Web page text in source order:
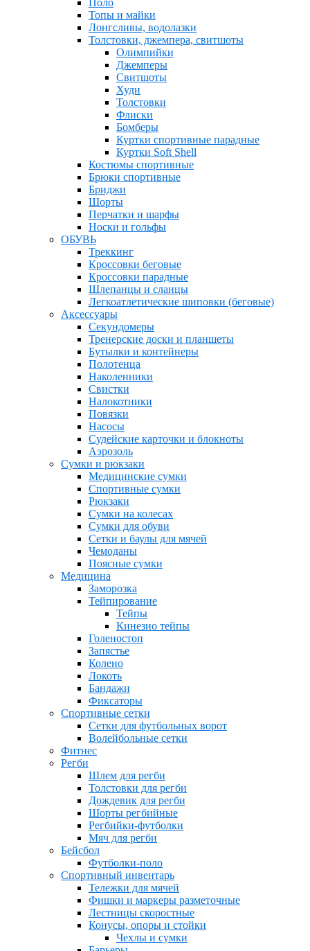
Топы и майки
Лонгсливы, водолазки
Толстовки, джемпера, свитшоты
Олимпийки
Джемперы
Свитшоты
Худи
Толстовки
Флиски
Бомберы
Куртки спортивные парадные
Куртки Soft Shell
Костюмы спортивные
Брюки спортивные
Бриджи
Шорты
Перчатки и шарфы
Носки и гольфы
ОБУВЬ
Треккинг
Кроссовки беговые
Кроссовки парадные
Шлепанцы и сланцы
Легкоатлетические шиповки (беговые)
Аксессуары
Секундомеры
Тренерские доски и планшеты
Бутылки и контейнеры
Полотенца
Наколенники
Свистки
Налокотники
Повязки
Насосы
Судейские карточки и блокноты
Аэрозоль
Сумки и рюкзаки
Медицинские сумки
Спортивные сумки
Рюкзаки
Сумки на колесах
Сумки для обуви
Сетки и баулы для мячей
Чемоданы
Поясные сумки
Медицина
Заморозка
Тейпирование
Тейпы
Кинезио тейпы
Голеностоп
Запястье
Колено
Локоть
Бандажи
Фиксаторы
Спортивные сетки
Сетки для футбольных ворот
Волейбольные сетки
Фитнес
Регби
Шлем для регби
Толстовки для регби
Дождевик для регби
Шорты регбийные
Регбийки-футболки
Мяч для регби
Бейсбол
Футболки-поло
Спортивный инвентарь
Тележки для мячей
Фишки и маркеры разметочные
Лестницы скоростные
Конусы, опоры и стойки
Чехлы и сумки